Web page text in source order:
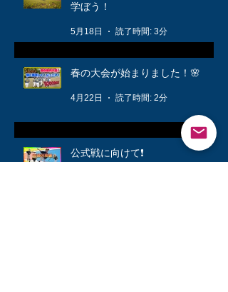
学ぼう！
5月18日 読了時間: 3分
春の大会が始まりました！🌸
4月22日 読了時間: 2分
公式戦に向けて❗️